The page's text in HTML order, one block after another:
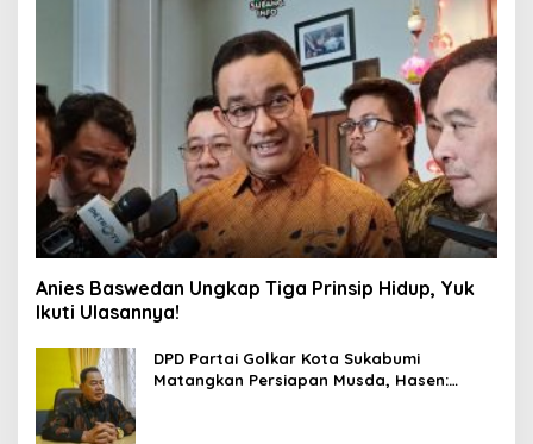
Anies Baswedan Ungkap Tiga Prinsip Hidup, Yuk
Ikuti Ulasannya!
DPD Partai Golkar Kota Sukabumi
Matangkan Persiapan Musda, Hasen: